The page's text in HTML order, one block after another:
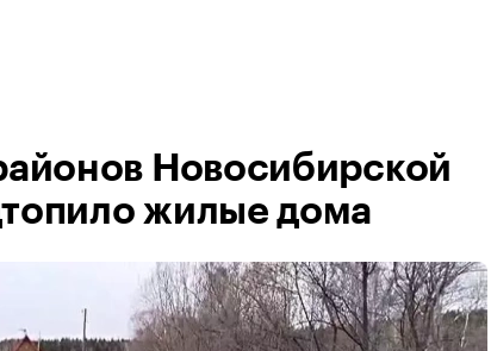
Новосибирской
жилые дома